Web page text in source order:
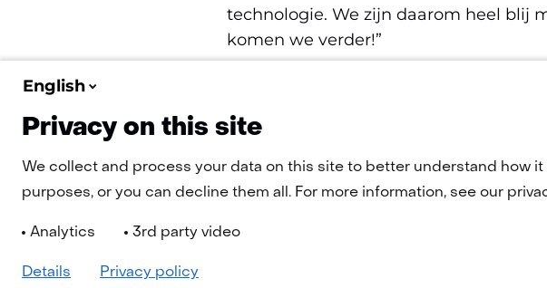
technologie. We zijn daarom heel blij
komen we verder!”
English
Privacy on this site
We collect and process your data on this site to better understand how
purposes, or you can decline them all. For more information, see our
Analytics 3rd party video
Details Privacy policy